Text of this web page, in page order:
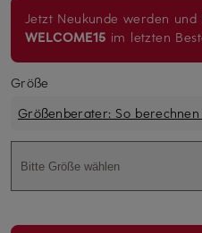
Jetzt Neukunde werden und
WELCOME15 im letzten
Größe
Größenberater: So
Bitte Größe wählen